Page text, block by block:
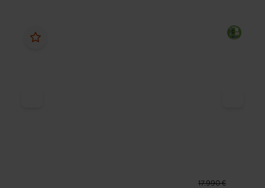
17.990 €